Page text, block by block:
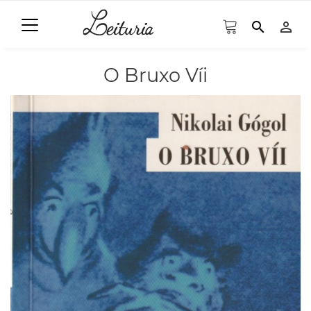
search person_outline
O Bruxo Víi